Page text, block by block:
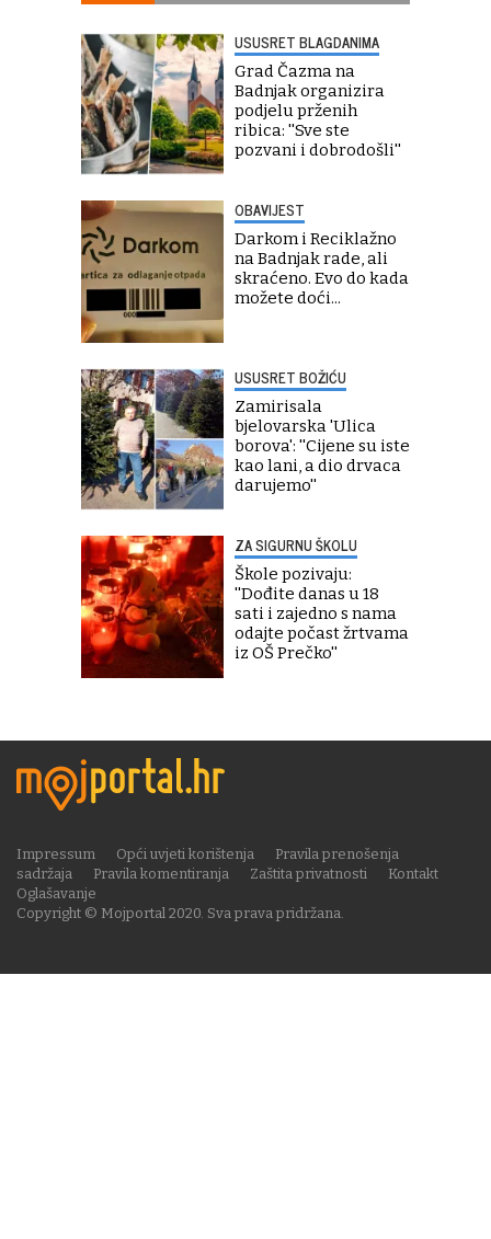
USUSRET BLAGDANIMA
Grad Čazma na
Badnjak organizira
podjelu prženih
ribica: ''Sve ste
pozvani i dobrodošli''
OBAVIJEST
Darkom i Reciklažno
na Badnjak rade, ali
skraćeno. Evo do kada
možete doći...
USUSRET BOŽIĆU
Zamirisala
bjelovarska 'Ulica
borova': ''Cijene su iste
kao lani, a dio drvaca
darujemo''
ZA SIGURNU ŠKOLU
Škole pozivaju:
''Dođite danas u 18
sati i zajedno s nama
odajte počast žrtvama
iz OŠ Prečko''
Copyright © Mojportal 2020. Sva prava pridržana.
Impressum Opći uvjeti korištenja
Pravila prenošenja
sadržaja
Pravila komentiranja Zaštita privatnosti
Kontakt
Oglašavanje